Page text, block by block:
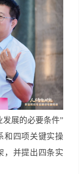
发展的必要条件”
和四项关键实操
，并提出四条实